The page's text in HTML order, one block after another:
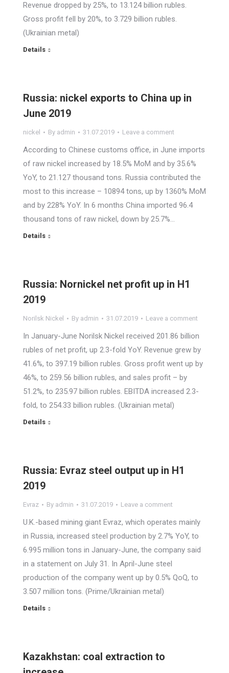
Revenue dropped by 25%, to 13.124 billion rubles.
Gross profit fell by 20%, to 3.729 billion rubles.
(Ukrainian metal)
Details
Russia: nickel exports to China up in
June 2019
nickel By admin 31.07.2019 Leave a comment
According to Chinese customs office, in June imports
of raw nickel increased by 18.5% MoM and by 35.6%
YoY, to 21.127 thousand tons. Russia contributed the
most to this increase – 10894 tons, up by 1360% MoM
and by 228% YoY. In 6 months China imported 96.4
thousand tons of raw nickel, down by 25.7%…
Details
Russia: Nornickel net profit up in H1
2019
Norilsk Nickel By admin 31.07.2019 Leave a comment
In January-June Norilsk Nickel received 201.86 billion
rubles of net profit, up 2.3-fold YoY. Revenue grew by
41.6%, to 397.19 billion rubles. Gross profit went up by
46%, to 259.56 billion rubles, and sales profit – by
51.2%, to 235.97 billion rubles. EBITDA increased 2.3-
fold, to 254.33 billion rubles. (Ukrainian metal)
Details
Russia: Evraz steel output up in H1
2019
Evraz By admin 31.07.2019 Leave a comment
U.K.-based mining giant Evraz, which operates mainly
in Russia, increased steel production by 2.7% YoY, to
6.995 million tons in January-June, the company said
in a statement on July 31. In April-June steel
production of the company went up by 0.5% QoQ, to
3.507 million tons. (Prime/Ukrainian metal)
Details
Kazakhstan: coal extraction to